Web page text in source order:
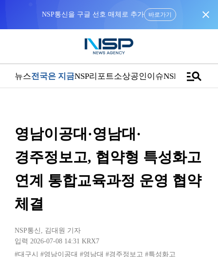
NSP통신을 구글 선호 매체로 추가 바로가기 close
뉴스전국은 지금NSP리포트소상공인이슈NSPTVmanage_search
영남이공대·영남대·
경주정보고, 협약형 특성화고
연계 통합교육과정 운영 협약
체결
NSP통신 , 김대원 기자
입력 2026-07-08 14:31 KRX7
#대구시
#영남이공대 #영남대 #경주정보고 #특성화고